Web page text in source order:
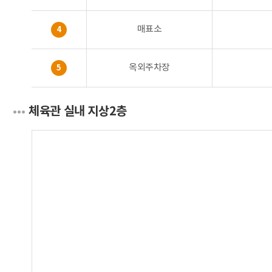
4 매표소
5 옥외주차장
체육관 실내 지상2층